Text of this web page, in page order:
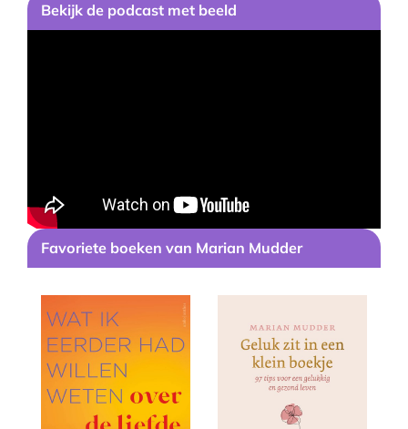
Bekijk de podcast met beeld
Favoriete boeken van Marian Mudder